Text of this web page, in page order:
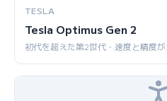
TESLA
Tesla Optimus Gen 2
初代を超えた第2世代・速度と精度